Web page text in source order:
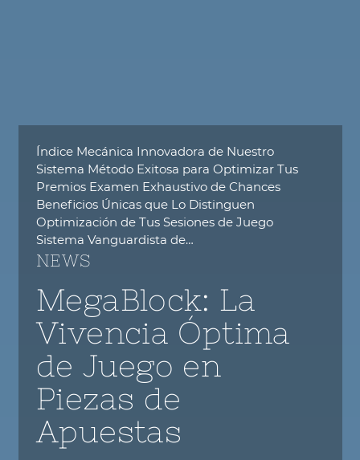
Índice Mecánica Innovadora de Nuestro
Sistema Método Exitosa para Optimizar Tus
Premios Examen Exhaustivo de Chances
Beneficios Únicas que Lo Distinguen
Optimización de Tus Sesiones de Juego
Sistema Vanguardista de…
NEWS
MegaBlock: La
Vivencia Óptima
de Juego en
Piezas de
Apuestas